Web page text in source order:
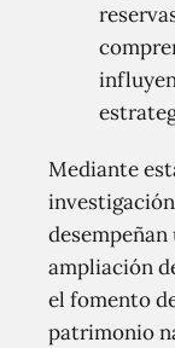
Mediante
ampliación
el fomento
patrimonio